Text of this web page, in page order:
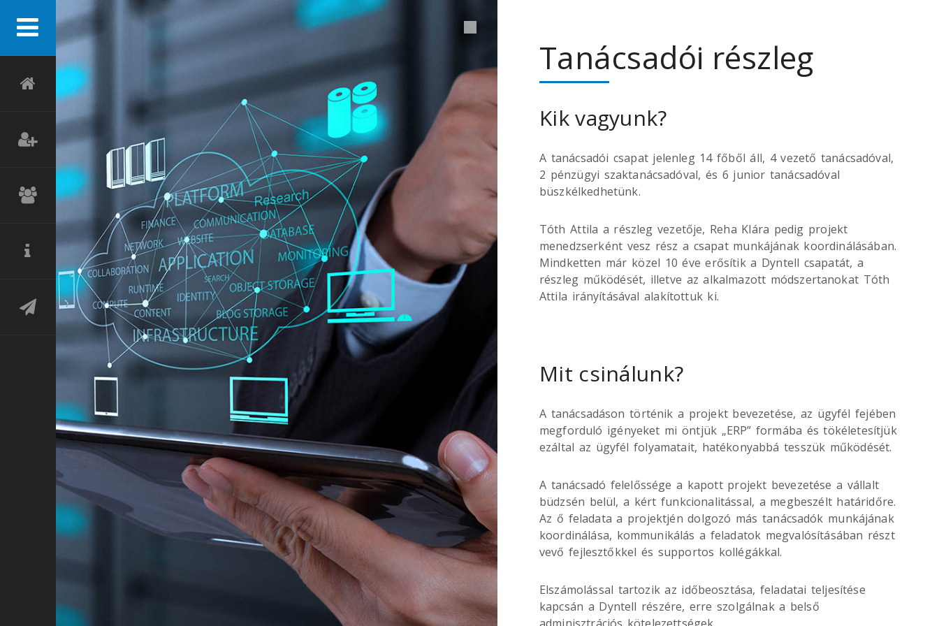
Tanácsadói részleg
Kik vagyunk?
A tanácsadói csapat jelenleg 14 főből áll, 4 vezető tanácsadóval,
2 pénzügyi szaktanácsadóval, és 6 junior tanácsadóval
büszkélkedhetünk.
Tóth Attila a részleg vezetője, Reha Klára pedig projekt
menedzserként vesz rész a csapat munkájának koordinálásában.
Mindketten már közel 10 éve erősítik a Dyntell csapatát, a
részleg működését, illetve az alkalmazott módszertanokat Tóth
Attila irányításával alakítottuk ki.
Mit csinálunk?
A tanácsadáson történik a projekt bevezetése, az ügyfél fejében
megforduló igényeket mi öntjük „ERP” formába és tökéletesítjük
ezáltal az ügyfél folyamatait, hatékonyabbá tesszük működését.
A tanácsadó felelőssége a kapott projekt bevezetése a vállalt
büdzsén belül, a kért funkcionalitással, a megbeszélt határidőre.
Az ő feladata a projektjén dolgozó más tanácsadók munkájának
koordinálása, kommunikálás a feladatok megvalósításában részt
vevő fejlesztőkkel és supportos kollégákkal.
Elszámolással tartozik az időbeosztása, feladatai teljesítése
kapcsán a Dyntell részére, erre szolgálnak a belső